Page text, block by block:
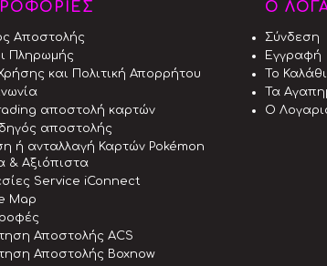
Aποστολής
Πληρωμής
και Πολιτική Απορρήτου
αποστολή καρτών
αποστολής
ή ανταλλαγή Καρτών Pokémon
& Αξιόπιστα
Service iConnect
Map
Αποστολής ACS
Αποστολής Boxnow
Ο
Σύνδεση
Εγγραφή
Το
Τα
Ο